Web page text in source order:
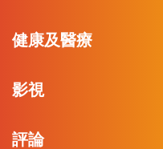
健康及醫療
影視
評論